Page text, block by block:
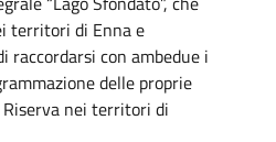
territori di Enna e
raccordarsi con ambedue i
delle proprie
nei territori di